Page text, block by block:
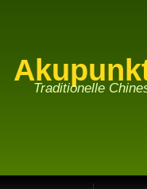
Traditionelle